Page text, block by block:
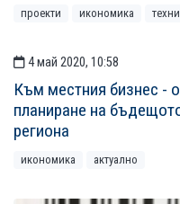
проекти икономика
4 май 2020, 10:58
Към местния бизнес -
планиране на
региона
икономика актуално